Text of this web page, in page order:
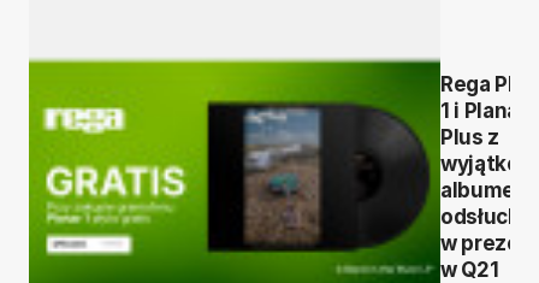
Rega
1 i Planar 1
Plus z
albumem
w
w Q21